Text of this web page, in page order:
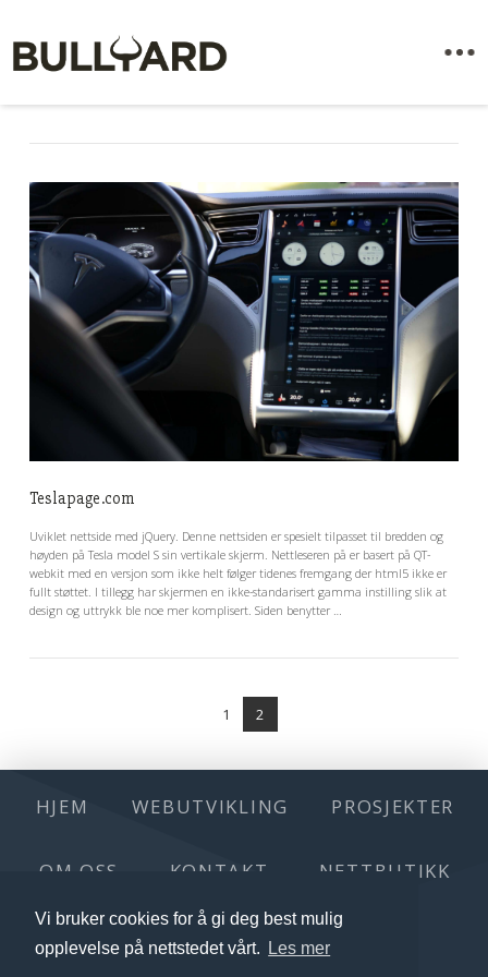
Vi bruker cookies for å gi deg best mulig
opplevelse på nettstedet vårt.
Les mer
Teslapage.com
Uviklet nettside med jQuery. Denne nettsiden er spesielt tilpasset til bredden og
høyden på Tesla model S sin vertikale skjerm. Nettleseren på er basert på QT-
webkit med en versjon som ikke helt følger tidenes fremgang der html5 ikke er
fullt støttet. I tillegg har skjermen en ikke-standarisert gamma instilling slik at
design og uttrykk ble noe mer komplisert. Siden benytter …
1 2
HJEM WEBUTVIKLING PROSJEKTER
OM OSS KONTAKT NETTBUTIKK
TEST TABELL